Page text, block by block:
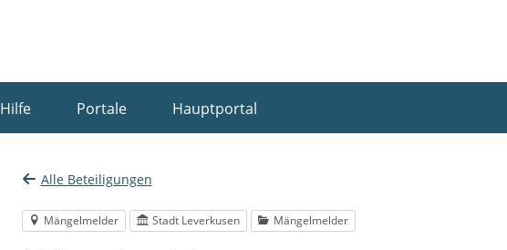
Hilfe Portale Hauptportal
Alle Beteiligungen
Mängelmelder Stadt Leverkusen Mängelmelder